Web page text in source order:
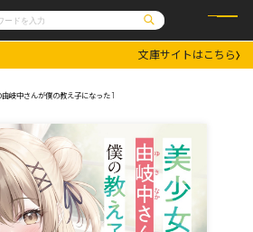
文庫
ノベルス
通販・NEWS
OVERLAP STORE
オーバーラップ広報室
ディングス
お問い合わせはこちら
オーバーラップ文庫
文庫サイトはこちら
岐中さんが僕の教え子になった 1